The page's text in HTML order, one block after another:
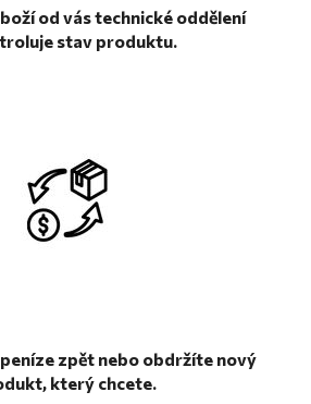
od vás technické oddělení
stav produktu.
zpět nebo obdržíte nový
který chcete.